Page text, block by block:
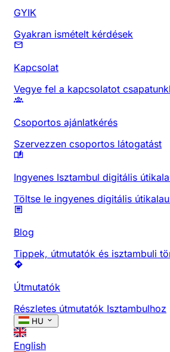
GYIK
Gyakran ismételt kérdések
Kapcsolat
Vegye fel a kapcsolatot
Csoportos ajánlatkérés
Szervezzen csoportos látogatást
Ingyenes Isztambul digitális
Töltse le ingyenes digitális
Blog
Tippek, útmutatók és isztambuli
Útmutatók
Részletes útmutatók Isztambulhoz
HU
English